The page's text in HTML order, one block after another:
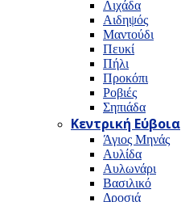
Λιχάδα
Αιδηψός
Μαντούδι
Πευκί
Πήλι
Προκόπι
Ροβιές
Σηπιάδα
Κεντρική Εύβοια
Άγιος Μηνάς
Αυλίδα
Αυλωνάρι
Βασιλικό
Δροσιά